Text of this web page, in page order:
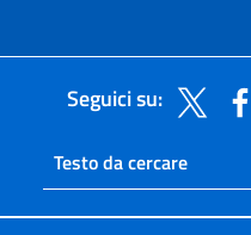
Seguici su:
Ricerca
Cerca nel sito